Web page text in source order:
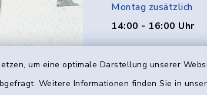
um eine optimale Darstellung unserer
Weitere Informationen finden Sie in
Montag zusätzlich
14:00 - 16:00 Uhr
14:00 - 18:00 Uhr